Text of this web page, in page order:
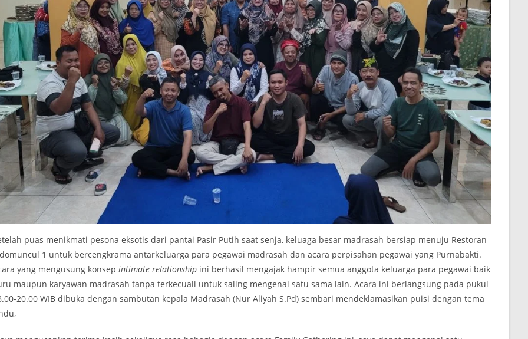
puas menikmati pesona eksotis dari pantai Pasir Putih saat senja, keluaga besar madrasah bersiap menuju Restoran
1 untuk bercengkrama antarkeluarga para pegawai madrasah dan acara perpisahan pegawai yang Purnabakti.
yang mengusung konsep intimate relationship ini berhasil mengajak hampir semua anggota keluarga para pegawai baik
maupun karyawan madrasah tanpa terkecuali untuk saling mengenal satu sama lain. Acara ini berlangsung pada pukul
20.00 WIB dibuka dengan sambutan kepala Madrasah (Nur Aliyah S.Pd) sembari mendeklamasikan puisi dengan tema